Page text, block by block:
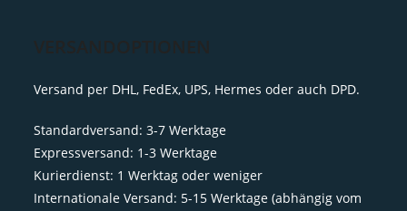
Versand per DHL, FedEx, UPS, Hermes oder auch DPD.
Standardversand: 3-7 Werktage
Expressversand: 1-3 Werktage
Kurierdienst: 1 Werktag oder weniger
Internationale Versand: 5-15 Werktage (abhängig vom